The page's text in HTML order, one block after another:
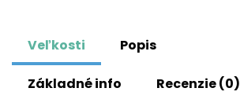
Veľkosti Popis
Základné info Recenzie (0)